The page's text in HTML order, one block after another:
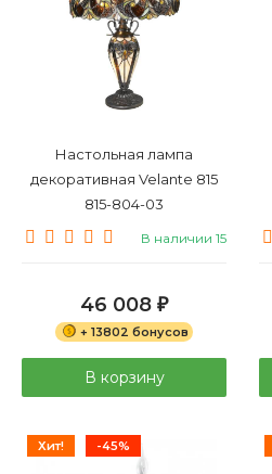
Настольная лампа
декоративная Velante 815
815-804-03
В наличии 15
46 008 ₽
+ 13802 бонусов
В корзину
Хит! -45%